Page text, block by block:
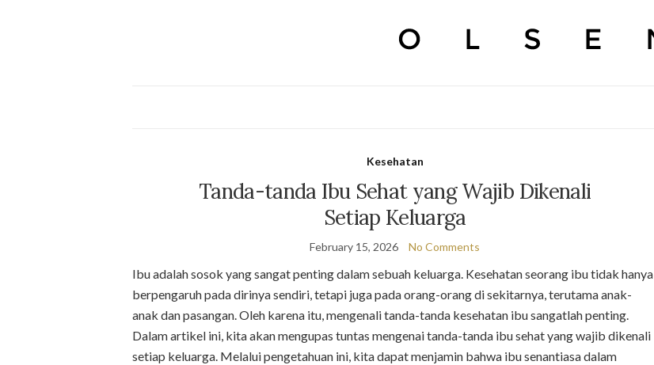
Kesehatan
Tanda-tanda Ibu Sehat yang Wajib Dikenali
Setiap Keluarga
February 15, 2026 No Comments
Ibu adalah sosok yang sangat penting dalam sebuah keluarga. Kesehatan seorang ibu tidak hanya
berpengaruh pada dirinya sendiri, tetapi juga pada orang-orang di sekitarnya, terutama anak-
anak dan pasangan. Oleh karena itu, mengenali tanda-tanda kesehatan ibu sangatlah penting.
Dalam artikel ini, kita akan mengupas tuntas mengenai tanda-tanda ibu sehat yang wajib dikenali
setiap keluarga. Melalui pengetahuan ini, kita dapat menjamin bahwa ibu senantiasa dalam